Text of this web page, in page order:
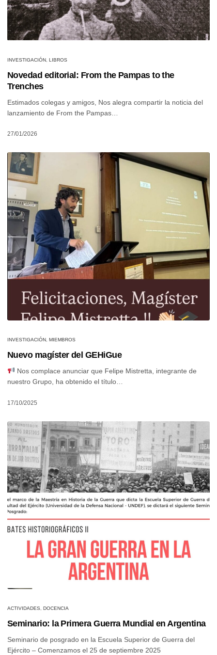
INVESTIGACIÓN LIBROS
Novedad editorial: From the Pampas to the
Trenches
Estimados colegas y amigos, Nos alegra compartir la noticia del
lanzamiento de From the Pampas…
27/01/2026
INVESTIGACIÓN MIEMBROS
Nuevo magíster del GEHiGue
Nos complace anunciar que Felipe Mistretta, integrante de
nuestro Grupo, ha obtenido el título…
17/10/2025
ACTIVIDADES DOCENCIA
Seminario: la Primera Guerra Mundial en Argentina
Seminario de posgrado en la Escuela Superior de Guerra del
Ejército – Comenzamos el 25 de septiembre 2025